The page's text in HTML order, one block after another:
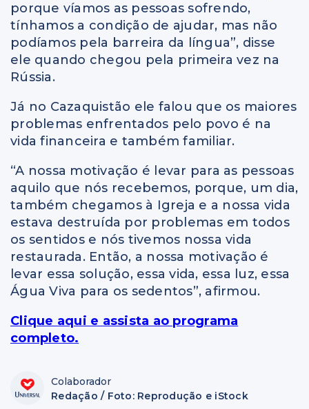
porque víamos as pessoas sofrendo,
tínhamos a condição de ajudar, mas não
podíamos pela barreira da língua”, disse
ele quando chegou pela primeira vez na
Rússia.
Já no Cazaquistão ele falou que os maiores
problemas enfrentados pelo povo é na
vida financeira e também familiar.
“A nossa motivação é levar para as pessoas
aquilo que nós recebemos, porque, um dia,
também chegamos à Igreja e a nossa vida
estava destruída por problemas em todos
os sentidos e nós tivemos nossa vida
restaurada. Então, a nossa motivação é
levar essa solução, essa vida, essa luz, essa
Água Viva para os sedentos”, afirmou.
Clique aqui e assista ao programa
completo.
Colaborador
Redação / Foto: Reprodução e iStock